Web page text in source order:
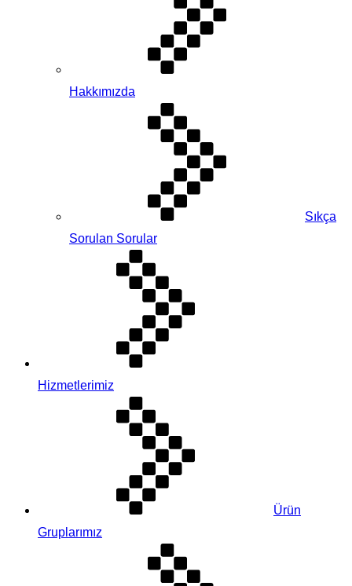
Hakkımızda
Sıkça
Sorulan Sorular
Hizmetlerimiz
Ürün
Gruplarımız